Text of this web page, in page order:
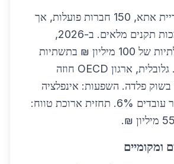
ניתוח שוק: בקריית אתא, 150 חברות פועלות, אך
רק 20% מוסמכות תקנים מלאים. ב-2026,
השקעות ממשלתיות של 100 מיליון ₪ בתשתיות
מגבירות ביקוש. גלובלית, ארגון OECD חוזה
צמיחה של 7% בשוק פלדה. השפעות: אינפלציה
4%, עליית שכר עובדים 6%. תחזית ארוכת טווח:
ומקומיים